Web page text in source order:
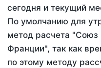
сегодня и текущий
По умолчанию для
метод расчета "Союз
Франции", так как
по этому методу